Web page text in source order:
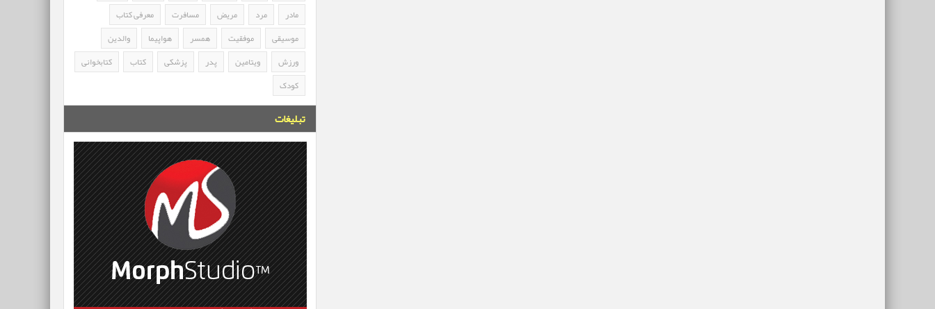
مادر
مرد مریض مسافرت
معرفی کتاب
موسیقی
موفقیت همسر هواپیما
والدین
ورزش
ویتامین پدر پزشکی کتاب
کتابخوانی
کودک
تبلیغات